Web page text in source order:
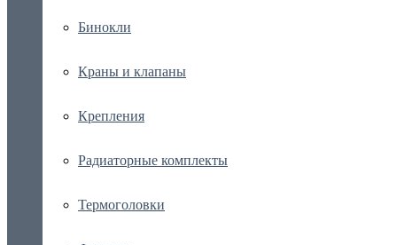
Бинокли
Краны и клапаны
Крепления
Радиаторные комплекты
Термоголовки